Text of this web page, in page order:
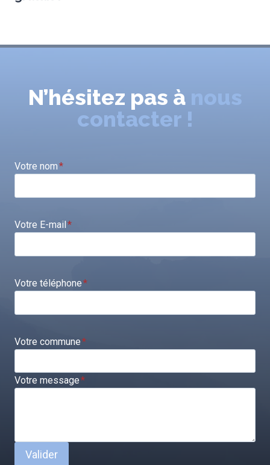
N’hésitez pas à nous
contacter !
Votre nom*
Votre E-mail*
Votre téléphone*
Votre commune*
Votre message*
Valider